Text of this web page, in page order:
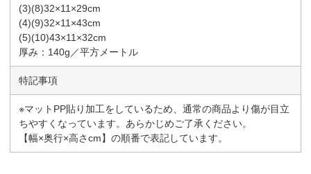
(3)(8)32×11×29cm
(4)(9)32×11×43cm
(5)(10)43×11×32cm
厚み：140g／平方メートル
特記事項
※マットPP貼り加工をしているため、通常の商品より傷が目立
ちやすくなっています。あらかじめご了承ください。
【幅×奥行×高さcm】の順番で表記しています。